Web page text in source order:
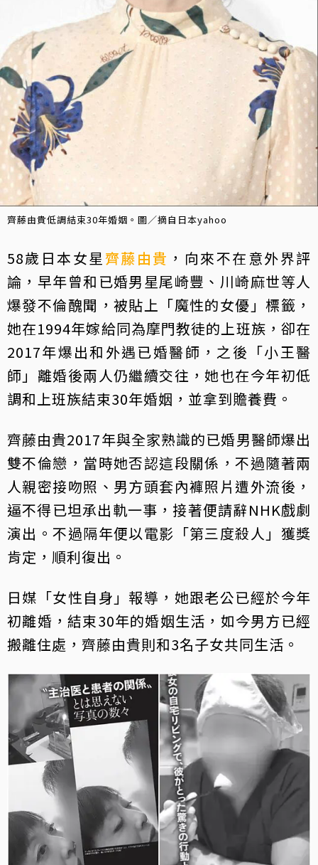
齊藤由貴低調結束30年婚姻。圖／摘自日本yahoo
58歲日本女星 齊藤由貴 ，向來不在意外界評
論，早年曾和已婚男星尾崎豐、川崎麻世等人
爆發不倫醜聞，被貼上「魔性的女優」標籤，
她在1994年嫁給同為摩門教徒的上班族，卻在
2017年爆出和外遇已婚醫師，之後「小王醫
師」離婚後兩人仍繼續交往，她也在今年初低
調和上班族結束30年婚姻，並拿到贍養費。
齊藤由貴2017年與全家熟識的已婚男醫師爆出
雙不倫戀，當時她否認這段關係，不過隨著兩
人親密接吻照、男方頭套內褲照片遭外流後，
逼不得已坦承出軌一事，接著便請辭NHK戲劇
演出。不過隔年便以電影「第三度殺人」獲獎
肯定，順利復出。
日媒「女性自身」報導，她跟老公已經於今年
初離婚，結束30年的婚姻生活，如今男方已經
搬離住處，齊藤由貴則和3名子女共同生活。